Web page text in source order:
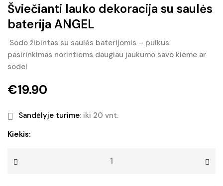
Šviečianti lauko dekoracija su saulės
baterija ANGEL
Sodo žibintas su saulės baterijomis – puikus
pasirinkimas norintiems daugiau jaukumo savo kieme ar
sode!
€19.90
Sandėlyje turime: iki 20 vnt.
produkto
Šviečianti
Kiekis: